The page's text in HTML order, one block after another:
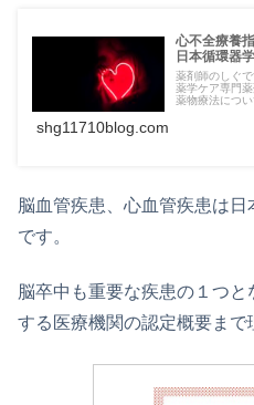
心不全療養
日本循環器
薬剤師のしぐ
薬学ケア専門
薬物療法につい
shg11710blog.com
脳血管疾患、心血管疾患は
です。
脳卒中も重要な疾患の１つ
する医療機関の認定概要まで